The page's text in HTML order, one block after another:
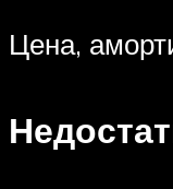
Цена,